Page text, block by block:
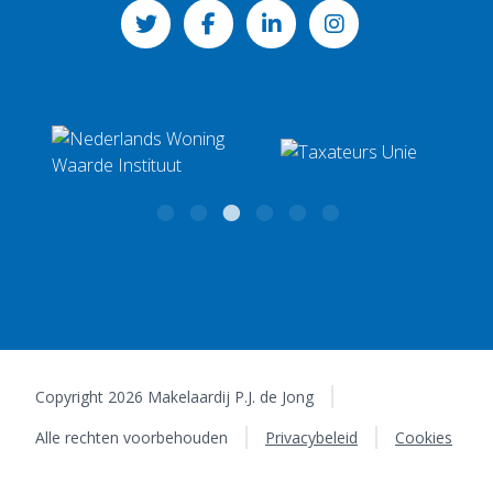
info@makelaardijpjdejong.nl
8711 CV Workum
Copyright 2026 Makelaardij P.J. de Jong
Alle rechten voorbehouden
Privacybeleid Cookies